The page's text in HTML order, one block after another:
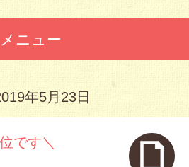
メニュー
年5月23日
です＼